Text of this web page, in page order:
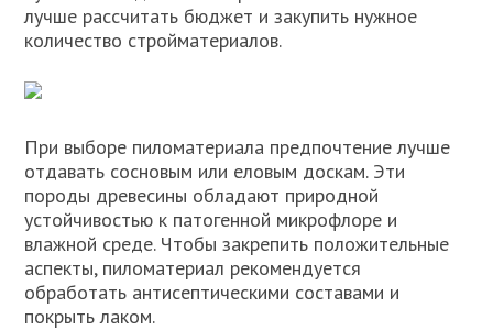
лучше рассчитать бюджет и закупить нужное
количество стройматериалов.
При выборе пиломатериала предпочтение лучше
отдавать сосновым или еловым доскам. Эти
породы древесины обладают природной
устойчивостью к патогенной микрофлоре и
влажной среде. Чтобы закрепить положительные
аспекты, пиломатериал рекомендуется
обработать антисептическими составами и
покрыть лаком.